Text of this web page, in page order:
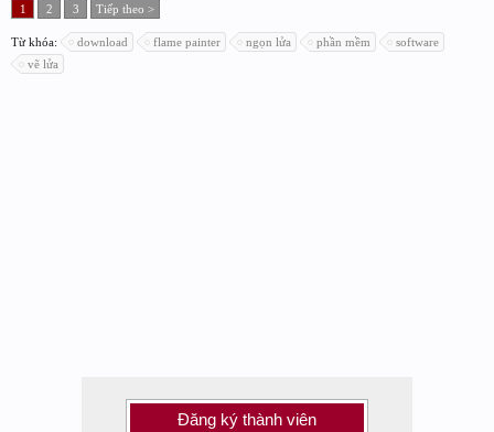
1
2 3 Tiếp theo >
Từ khóa: download flame painter ngọn lửa phần mềm
software
vẽ lửa
Đăng ký thành viên